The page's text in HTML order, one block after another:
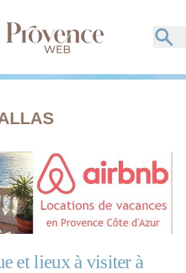
et lieux à visiter à